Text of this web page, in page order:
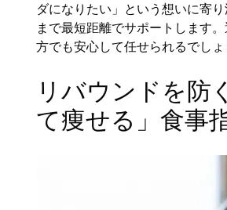
ダになりたい」という想いに寄
まで最短距離でサポートします
方でも安心して任せられるでしょ
リバウンドを防
て痩せる」食事